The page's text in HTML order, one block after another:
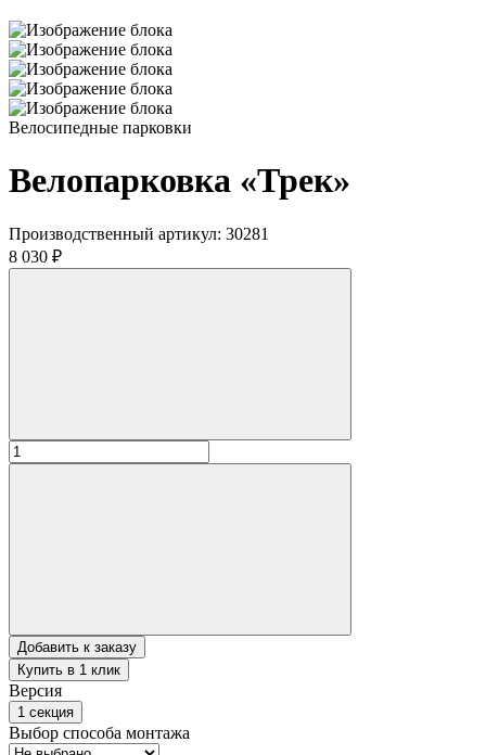
Велосипедные парковки
Велопарковка «Трек»
Производственный артикул: 30281
8 030 ₽
Добавить к заказу
Купить в 1 клик
Версия
1 секция
Выбор способа монтажа